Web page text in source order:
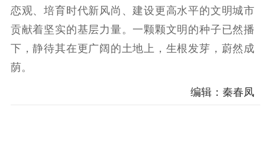
恋观、培育时代新风尚、建设更高水平的文明城市
贡献着坚实的基层力量。一颗颗文明的种子已然播
下，静待其在更广阔的土地上，生根发芽，蔚然成
荫。
编辑：秦春凤